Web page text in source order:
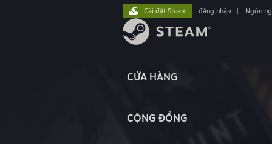
CỬA HÀNG
CỘNG ĐỒNG
Cài đặt Steam đăng nhập Ngôn